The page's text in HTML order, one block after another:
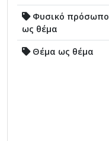
Φυσικό πρόσωπο
ως θέμα
Θέμα ως θέμα